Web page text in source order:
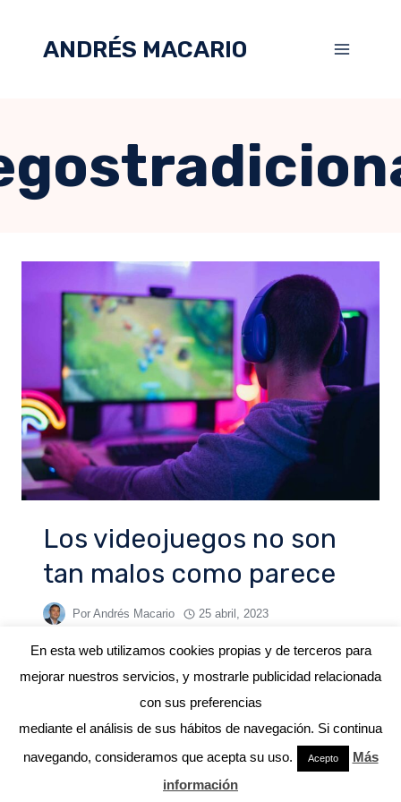
ANDRÉS MACARIO
Los videojuegos no son
tan malos como parece
Por Andrés Macario 25 abril, 2023
© 2026 ANDRÉS MACARIO
En esta web utilizamos cookies propias y de terceros para
mejorar nuestros servicios, y mostrarle publicidad relacionada
con sus preferencias
mediante el análisis de sus hábitos de navegación. Si continua
navegando, consideramos que acepta su uso.
Acepto
Más
información